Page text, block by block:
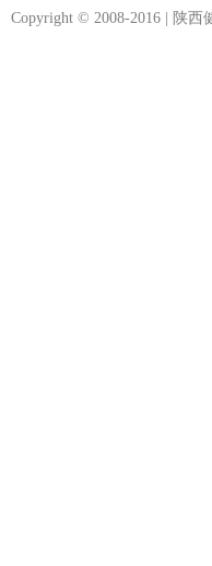
Copyright © 2008-2016 | 陕